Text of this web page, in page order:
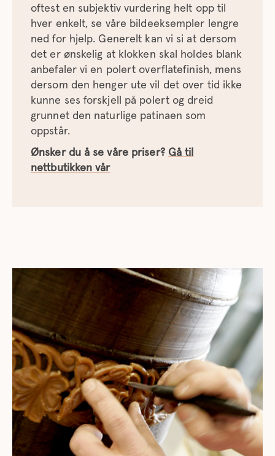
oftest en subjektiv vurdering helt opp til
hver enkelt, se våre bildeeksempler lengre
ned for hjelp. Generelt kan vi si at dersom
det er ønskelig at klokken skal holdes blank
anbefaler vi en polert overflatefinish, mens
dersom den henger ute vil det over tid ikke
kunne ses forskjell på polert og dreid
grunnet den naturlige patinaen som
oppstår.
Ønsker du å se våre priser? Gå til
nettbutikken vår